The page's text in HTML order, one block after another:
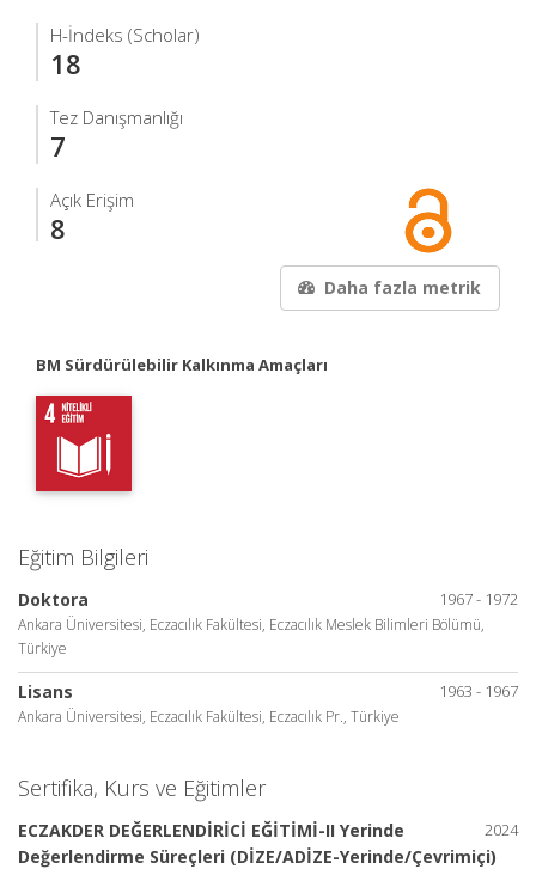
H-İndeks (Scholar)
18
Tez Danışmanlığı
7
Açık Erişim
8
Daha fazla metrik
BM Sürdürülebilir Kalkınma Amaçları
Eğitim Bilgileri
1967 - 1972
Doktora
Ankara Üniversitesi, Eczacılık Fakültesi, Eczacılık Meslek Bilimleri Bölümü,
Türkiye
1963 - 1967
Lisans
Ankara Üniversitesi, Eczacılık Fakültesi, Eczacılık Pr., Türkiye
Sertifika, Kurs ve Eğitimler
2024
ECZAKDER DEĞERLENDİRİCİ EĞİTİMİ-II Yerinde
Değerlendirme Süreçleri (DİZE/ADİZE-Yerinde/Çevrimiçi)